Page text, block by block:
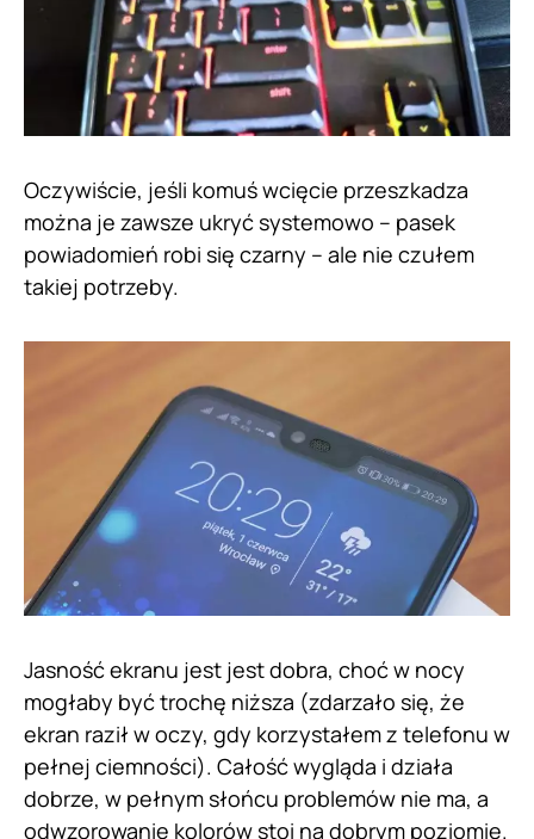
Oczywiście, jeśli komuś wcięcie przeszkadza
można je zawsze ukryć systemowo – pasek
powiadomień robi się czarny – ale nie czułem
takiej potrzeby.
Jasność ekranu jest jest dobra, choć w nocy
mogłaby być trochę niższa (zdarzało się, że
ekran raził w oczy, gdy korzystałem z telefonu w
pełnej ciemności). Całość wygląda i działa
dobrze, w pełnym słońcu problemów nie ma, a
odwzorowanie kolorów stoi na dobrym poziomie.